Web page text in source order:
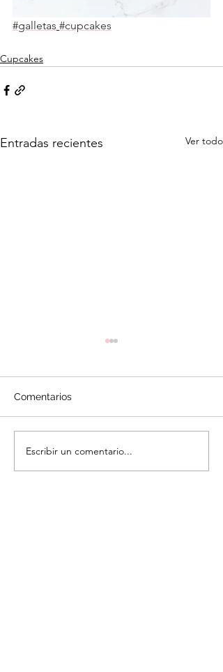
#galletas #cupcakes
Cupcakes
Entradas recientes Ver todo
Comentarios
Escribir un comentario...